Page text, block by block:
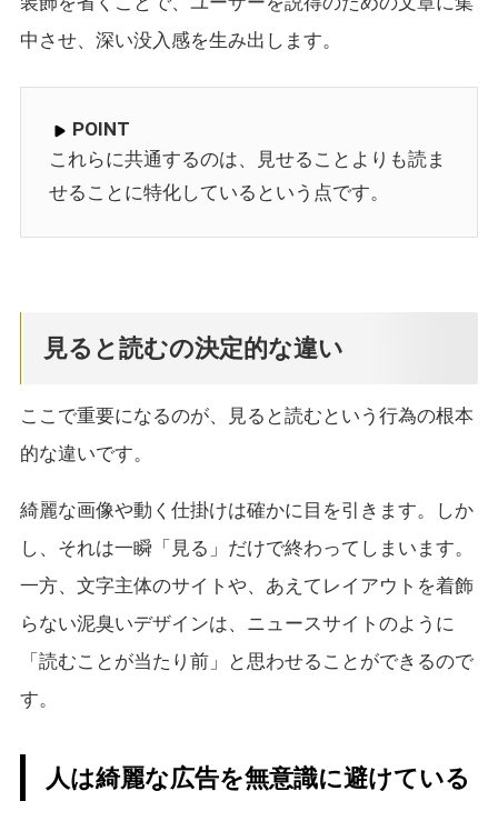
中させ、深い没入感を生み出します。
POINT
これらに共通するのは、見せることよりも読ま
せることに特化しているという点です。
見ると読むの決定的な違い
ここで重要になるのが、見ると読むという行為の根本
的な違いです。
綺麗な画像や動く仕掛けは確かに目を引きます。しか
し、それは一瞬「見る」だけで終わってしまいます。
一方、文字主体のサイトや、あえてレイアウトを着飾
らない泥臭いデザインは、ニュースサイトのように
「読むことが当たり前」と思わせることができるので
す。
人は綺麗な広告を無意識に避けている